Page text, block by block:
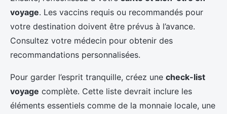
voyage. Les vaccins requis ou recommandés pour
votre destination doivent être prévus à l’avance.
Consultez votre médecin pour obtenir des
recommandations personnalisées.
Pour garder l’esprit tranquille, créez une check-list
voyage complète. Cette liste devrait inclure les
éléments essentiels comme de la monnaie locale, une